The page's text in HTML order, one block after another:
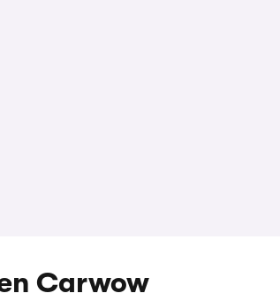
Carwow